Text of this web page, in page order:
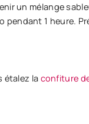
un mélange
1 heure.
étalez la confiture